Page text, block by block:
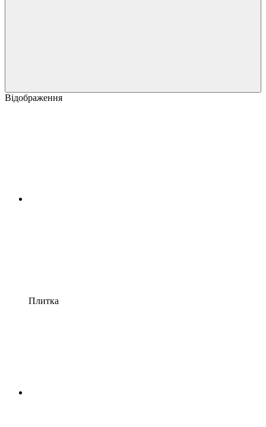
Відображення
Плитка